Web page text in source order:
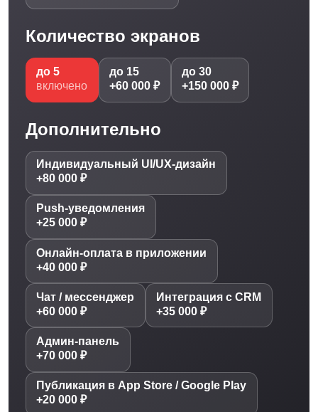
Количество экранов
до 5
включено
до 15
+60 000 ₽
до 30
+150 000 ₽
Дополнительно
Индивидуальный UI/UX-дизайн
+80 000 ₽
Push-уведомления
+25 000 ₽
Онлайн-оплата в приложении
+40 000 ₽
Чат / мессенджер
+60 000 ₽
Интеграция с CRM
+35 000 ₽
Админ-панель
+70 000 ₽
Публикация в App Store / Google Play
+20 000 ₽